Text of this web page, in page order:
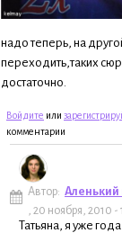
надо теперь, на
переходить,таких
достаточно.
Войдите или
комментарии
Автор: Аленький
, 20 ноября, 2010 -
Татьяна, я уже